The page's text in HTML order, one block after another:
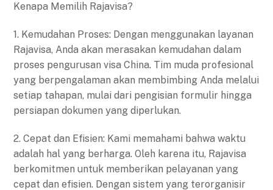
Kenapa Memilih Rajavisa?
1. Kemudahan Proses: Dengan menggunakan layanan
Rajavisa, Anda akan merasakan kemudahan dalam
proses pengurusan visa China. Tim muda profesional
yang berpengalaman akan membimbing Anda melalui
setiap tahapan, mulai dari pengisian formulir hingga
persiapan dokumen yang diperlukan.
2. Cepat dan Efisien: Kami memahami bahwa waktu
adalah hal yang berharga. Oleh karena itu, Rajavisa
berkomitmen untuk memberikan pelayanan yang
cepat dan efisien. Dengan sistem yang terorganisir